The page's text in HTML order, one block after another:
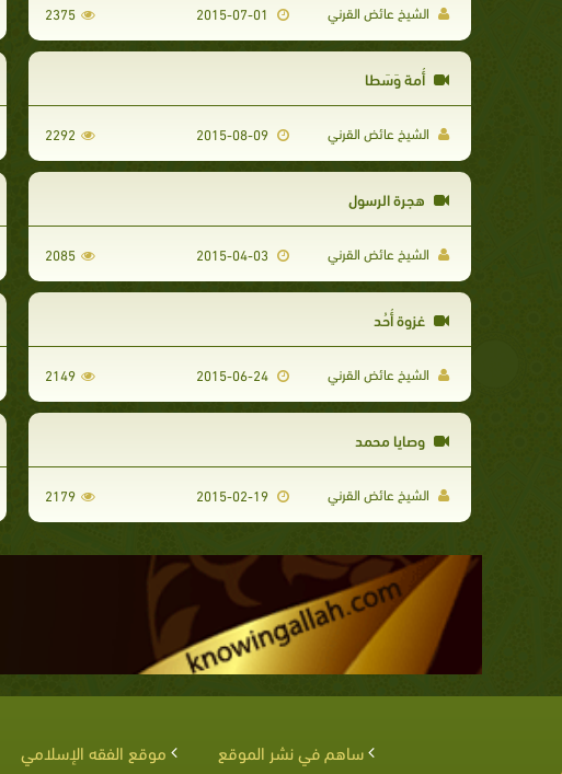
الشيخ عائض القرني 2375
أُمة وَسَطا
الشيخ عائض القرني 2292
هجرة الرسول
الشيخ عائض القرني 2085
غزوة أُحُد
الشيخ عائض القرني 2149
وصايا محمد
الشيخ عائض القرني 2179
ساهم في نشر الموقع
موقع الفقه الإسلامي